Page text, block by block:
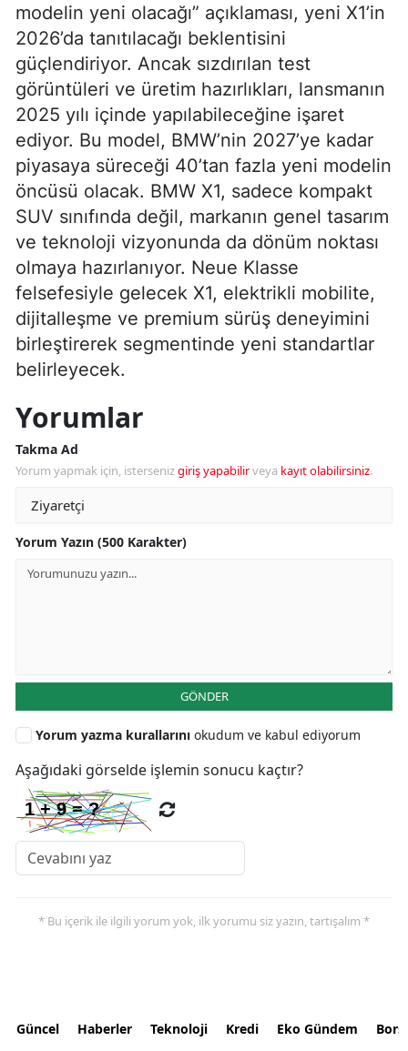
modelin yeni olacağı” açıklaması, yeni X1’in
2026’da tanıtılacağı beklentisini
güçlendiriyor. Ancak sızdırılan test
görüntüleri ve üretim hazırlıkları, lansmanın
2025 yılı içinde yapılabileceğine işaret
ediyor. Bu model, BMW’nin 2027’ye kadar
piyasaya süreceği 40’tan fazla yeni modelin
öncüsü olacak. BMW X1, sadece kompakt
SUV sınıfında değil, markanın genel tasarım
ve teknoloji vizyonunda da dönüm noktası
olmaya hazırlanıyor. Neue Klasse
felsefesiyle gelecek X1, elektrikli mobilite,
dijitalleşme ve premium sürüş deneyimini
birleştirerek segmentinde yeni standartlar
belirleyecek.
Yorumlar
Takma Ad
Yorum yapmak için, istersenizgiriş yapabilirveya kayıt olabilirsiniz.
Yorum Yazın (500 Karakter)
GÖNDER
Yorum yazma kurallarını okudum ve kabul ediyorum
Aşağıdaki görselde işlemin sonucu kaçtır?
* Bu içerik ile ilgili yorum yok, ilk yorumu siz yazın, tartışalım *
Güncel Haberler Teknoloji Kredi Eko Gündem